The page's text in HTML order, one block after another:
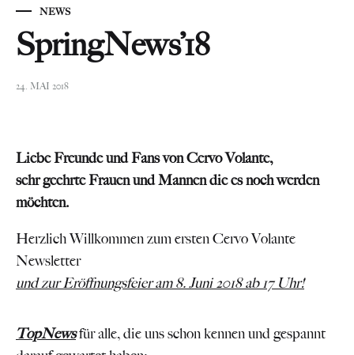
NEWS
SpringNews’18
24. MAI 2018
Liebe Freunde und Fans von Cervo Volante,
sehr geehrte Frauen und Mannen die es noch werden
möchten.
Herzlich Willkommen zum ersten Cervo Volante
Newsletter
und zur Eröffnungsfeier am 8. Juni 2018 ab 17 Uhr!
TopNewsfür alle, die uns schon kennen und gespannt